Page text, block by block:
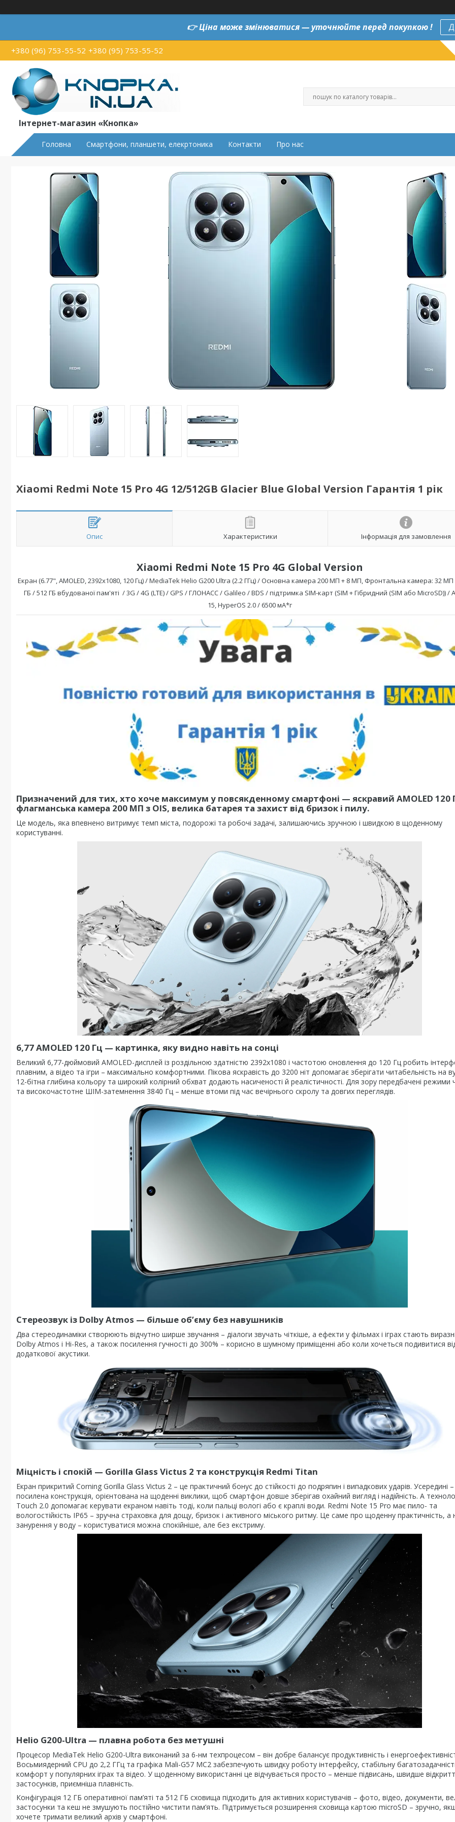
👉Ціна може змінюватися — уточнюйте перед покупкою !
+380 (96) 753-55-52 +380 (95) 753-55-52
Інтернет-магазин «Кнопка»
Головна Смартфони, планшети, елекртоника Контакти Про нас
Xiaomi Redmi Note 15 Pro 4G 12/512GB Glacier Blue Global Version Гарантія 1 рік
Опис Характеристики Інформація для замовлення
Xiaomi Redmi Note 15 Pro 4G Global Version
Екран (6.77",AMOLED,2392x1080, 120 Гц) /MediaTek Helio G200 Ultra (2.2 ГГц)/ Основна камера 200МП + 8 МП, Фронтальна камера: 32 МП
ГБ / 512 ГБ вбудованої пам'яті / 3G / 4G (LTE) / GPS / ГЛОНАСС / Galileo / BDS /підтримка SIM-карт (SIM + Гібридний (SIM або MicroSD))/
15,HyperOS 2.0/ 6500 мА*г
Призначений для тих, хто хоче максимум у повсякденному смартфоні — яскравий AMOLED 120
флагманська камера 200 МП з OIS, велика батарея та захист від бризок і пилу.
Це модель, яка впевнено витримує темп міста, подорожі та робочі задачі, залишаючись зручною і швидкою в щоденному
користуванні.
6,77 AMOLED 120 Гц — картинка, яку видно навіть на сонці
Великий 6,77-дюймовий AMOLED-дисплей із роздільною здатністю 2392х1080 і частотою оновлення до 120 Гц робить
плавним, а відео та ігри – максимально комфортними. Пікова яскравість до 3200 ніт допомагає зберігати читабельність на
12-бітна глибина кольору та широкий колірний обхват додають насиченості й реалістичності. Для зору передбачені режими
та високочастотне ШІМ-затемнення 3840 Гц – менше втоми під час вечірнього скролу та довгих переглядів.
Стереозвук із Dolby Atmos — більше об’єму без навушників
Два стереодинаміки створюють відчутно ширше звучання – діалоги звучать чіткіше, а ефекти у фільмах і іграх стають
Dolby Atmos і Hi-Res, а також посилення гучності до 300% – корисно в шумному приміщенні або коли хочеться подивитися
додаткової акустики.
Міцність і спокій — Gorilla Glass Victus 2 та конструкція Redmi Titan
Екран прикритий Corning Gorilla Glass Victus 2 – це практичний бонус до стійкості до подряпин і випадкових ударів. Усередині –
посилена конструкція, орієнтована на щоденні виклики, щоб смартфон довше зберігав охайний вигляд і надійність. А
Touch 2.0 допомагає керувати екраном навіть тоді, коли пальці вологі або є краплі води. Redmi Note 15 Pro має пило- та
вологостійкість IP65 – зручна страховка для дощу, бризок і активного міського ритму. Це саме про щоденну практичність, а
занурення у воду – користуватися можна спокійніше, але без екстриму.
Helio G200-Ultra — плавна робота без метушні
Процесор MediaTek Helio G200-Ultra виконаний за 6-нм техпроцесом – він добре балансує продуктивність і
Восьмиядерний CPU до 2,2 ГГц та графіка Mali-G57 MC2 забезпечують швидку роботу інтерфейсу, стабільну
комфорт у популярних іграх та відео. У щоденному використанні це відчувається просто – менше підвисань, швидше
застосунків, приємніша плавність.
Конфігурація 12 ГБ оперативної пам’яті та 512 ГБ сховища підходить для активних користувачів – фото, відео, документи,
застосунки та кеш не змушують постійно чистити пам’ять. Підтримується розширення сховища картою microSD – зручно,
хочете тримати великий архів у смартфоні.